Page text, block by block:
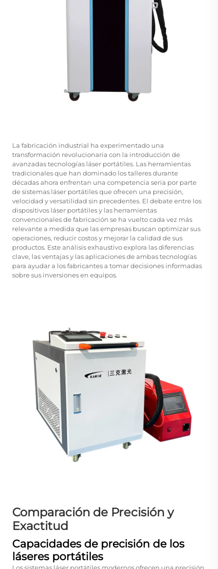
La fabricación industrial ha experimentado una
transformación revolucionaria con la introducción de
avanzadas tecnologías láser portátiles. Las herramientas
tradicionales que han dominado los talleres durante
décadas ahora enfrentan una competencia seria por parte
de sistemas láser portátiles que ofrecen una precisión,
velocidad y versatilidad sin precedentes. El debate entre los
dispositivos láser portátiles y las herramientas
convencionales de fabricación se ha vuelto cada vez más
relevante a medida que las empresas buscan optimizar sus
operaciones, reducir costos y mejorar la calidad de sus
productos. Este análisis exhaustivo explora las diferencias
clave, las ventajas y las aplicaciones de ambas tecnologías
para ayudar a los fabricantes a tomar decisiones informadas
sobre sus inversiones en equipos.
Comparación de Precisión y
Exactitud
Capacidades de precisión de los
láseres portátiles